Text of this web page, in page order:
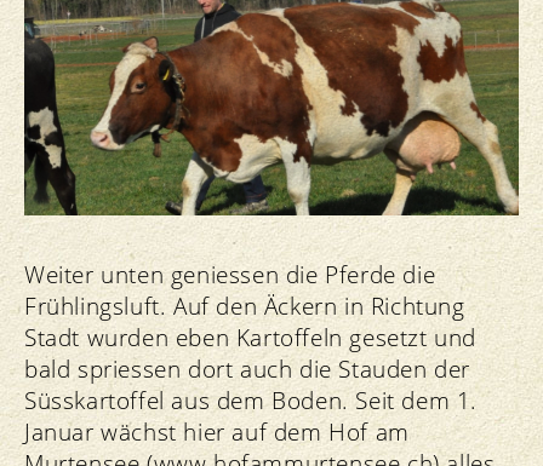
Weiter unten geniessen die Pferde die
Frühlingsluft. Auf den Äckern in Richtung
Stadt wurden eben Kartoffeln gesetzt und
bald spriessen dort auch die Stauden der
Süsskartoffel aus dem Boden. Seit dem 1.
Januar wächst hier auf dem Hof am